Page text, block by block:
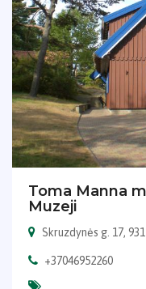
Toma Manna
Muzeji
Skruzdynės g. 17,
+37046952260